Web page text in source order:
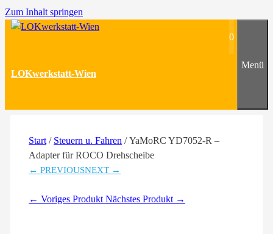
Zum Inhalt springen
LOKwerkstatt-Wien
0
Menü
Start / Steuern u. Fahren / YaMoRC YD7052-R –
Adapter für ROCO Drehscheibe
← PREVIOUSNEXT →
← Voriges Produkt Nächstes Produkt →